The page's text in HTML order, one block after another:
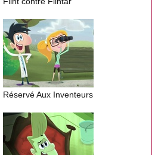
Réservé Aux Inventeurs